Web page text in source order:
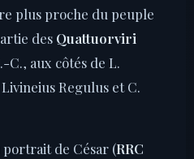
plus proche du peuple
des Quattuorviri
C., aux côtés de L.
Regulus et C.
de César (RRC